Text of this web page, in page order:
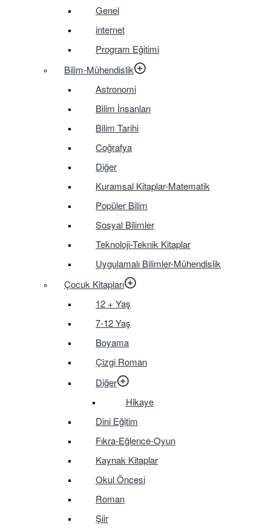
Genel
internet
Program Eğitimi
Bilim-Mühendislik
Astronomi
Bilim İnsanları
Bilim Tarihi
Coğrafya
Diğer
Kuramsal Kitaplar-Matematik
Popüler Bilim
Sosyal Bilimler
Teknoloji-Teknik Kitaplar
Uygulamalı Bilimler-Mühendislik
Çocuk Kitapları
12 + Yaş
7-12 Yaş
Boyama
Çizgi Roman
Diğer
Hikaye
Dini Eğitim
Fıkra-Eğlence-Oyun
Kaynak Kitaplar
Okul Öncesi
Roman
Şiir